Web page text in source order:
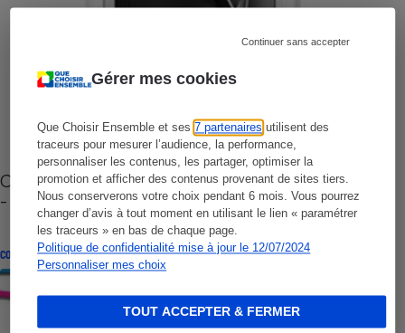
Gérer mes cookies
Que Choisir Ensemble et ses7 partenaires utilisent des
traceurs pour mesurer l’audience, la performance,
personnaliser les contenus, les partager, optimiser la
promotion et afficher des contenus provenant de sites tiers.
Nous conserverons votre choix pendant 6 mois. Vous pourrez
changer d’avis à tout moment en utilisant le lien « paramétrer
les traceurs » en bas de chaque page.
Politique de confidentialité mise à jour le 12/07/2024
Personnaliser mes choix
Continuer sans accepter
TOUT ACCEPTER & FERMER
Cafetière à capsules zéro déchet CoffeeB (vidéo)
- Premières impressions
CONSEILS